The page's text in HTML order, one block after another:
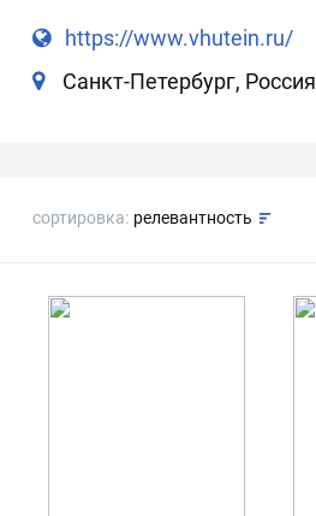
https://www.vhutein.ru/
Санкт-Петербург, Россия
сортировка: релевантность